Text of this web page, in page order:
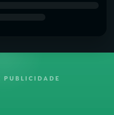
PUBLICIDADE